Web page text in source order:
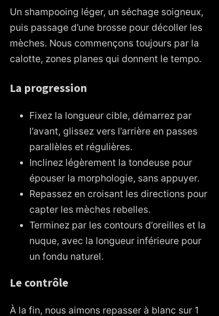
Un shampooing léger, un séchage soigneux,
puis passage d’une brosse pour décoller les
mèches. Nous commençons toujours par la
calotte, zones planes qui donnent le tempo.
La progression
Fixez la longueur cible, démarrez par
l’avant, glissez vers l’arrière en passes
parallèles et régulières.
Inclinez légèrement la tondeuse pour
épouser la morphologie, sans appuyer.
Repassez en croisant les directions pour
capter les mèches rebelles.
Terminez par les contours d’oreilles et la
nuque, avec la longueur inférieure pour
un fondu naturel.
Le contrôle
À la fin, nous aimons repasser à blanc sur 1